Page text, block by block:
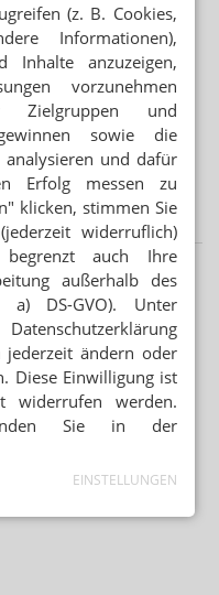
(z. B. Cookies,
Informationen),
Inhalte anzuzeigen,
vorzunehmen
Zielgruppen und
sowie die
analysieren und dafür
Erfolg messen zu
klicken, stimmen Sie
widerruflich)
auch Ihre
außerhalb des
DS-GVO). Unter
jederzeit ändern oder
Diese Einwilligung ist
widerrufen werden.
Sie in der
EINSTELLUNGEN
CHOLIN